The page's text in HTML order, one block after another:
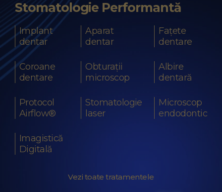
Stomatologie Performantă
Implant
dentar
Aparat
dentar
Fațete
dentare
Coroane
dentare
Obturații
microscop
Albire
dentară
Protocol
Airflow®
Stomatologie
laser
Microscop
endodontic
Imagistică
Digitală
Vezi toate tratamentele